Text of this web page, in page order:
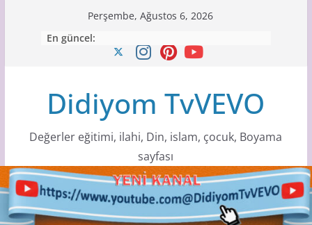
Perşembe, Ağustos 6, 2026
En güncel:
Didiyom TvVEVO
Değerler eğitimi, ilahi, Din, islam, çocuk, Boyama
sayfası